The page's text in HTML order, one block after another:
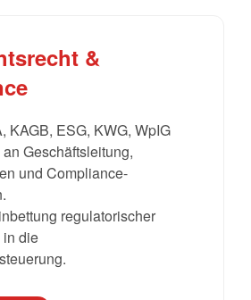
&
KAGB, ESG, KWG, WpIG
Geschäftsleitung,
und Compliance-
regulatorischer
in die